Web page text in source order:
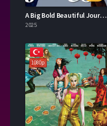
A Big Bold Beautiful Journey İzle
2025
1080p